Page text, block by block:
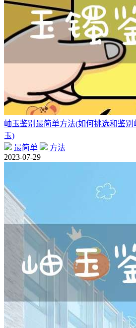
岫玉鉴别最简单方法(如何挑选和鉴
玉)
最简单
方法
2023-07-29